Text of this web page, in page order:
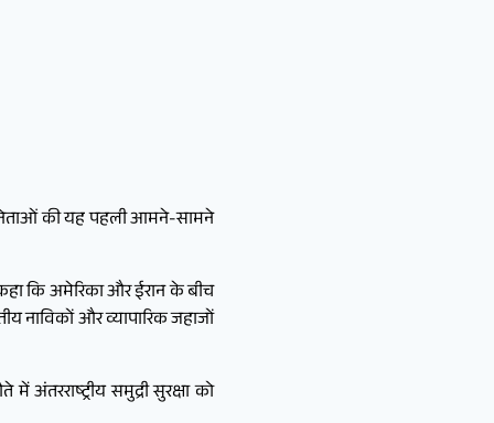
नेताओं की यह पहली आमने-सामने
कि अमेरिका और ईरान के बीच
नाविकों और व्यापारिक जहाजों
अंतरराष्ट्रीय समुद्री सुरक्षा को